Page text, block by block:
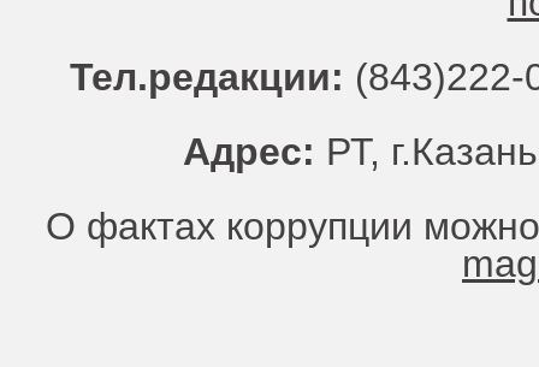
Тел.редакции:
Адрес: РТ,
О фактах коррупции